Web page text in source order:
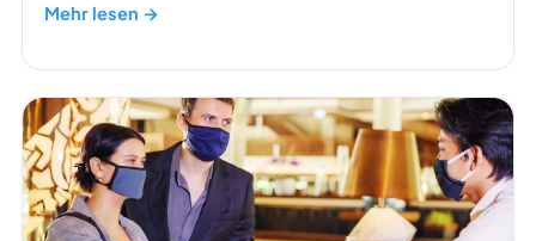
nachhaltiges Wachstum stärken.
Mehr lesen →